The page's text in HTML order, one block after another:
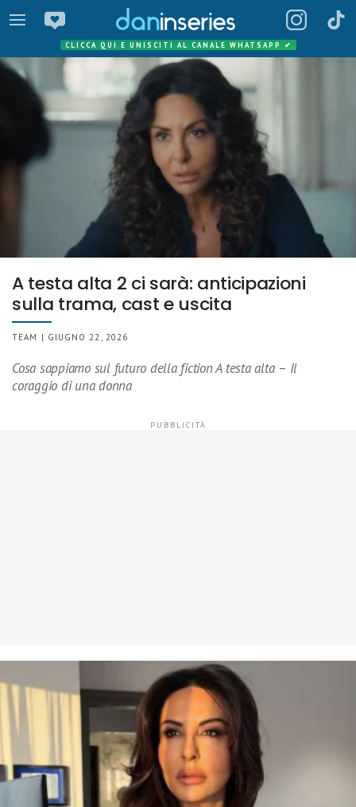
CLICCA QUI E UNISCITI AL CANALE WHATSAPP ✔
A testa alta 2 ci sarà: anticipazioni
sulla trama, cast e uscita
TEAM | GIUGNO 22, 2026
Cosa sappiamo sul futuro della fiction A testa alta – Il
coraggio di una donna